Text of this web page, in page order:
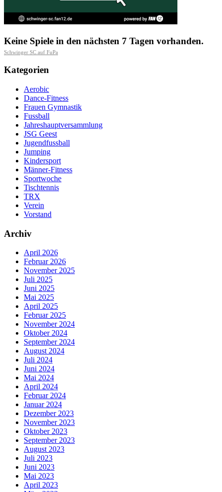
Keine Spiele in den nächsten 7 Tagen vorhanden.
Schwinger SC auf FuPa
Kategorien
Aerobic
Dance-Fitness
Frauen Gymnastik
Fussball
Jahreshauptversammlung
JSG Geest
Jugendfussball
Jumping
Kindersport
Männer-Fitness
Sportwoche
Tischtennis
TRX
Verein
Vorstand
Archiv
April 2026
Februar 2026
November 2025
Juli 2025
Juni 2025
Mai 2025
April 2025
Februar 2025
November 2024
Oktober 2024
September 2024
August 2024
Juli 2024
Juni 2024
Mai 2024
April 2024
Februar 2024
Januar 2024
Dezember 2023
November 2023
Oktober 2023
September 2023
August 2023
Juli 2023
Juni 2023
Mai 2023
April 2023